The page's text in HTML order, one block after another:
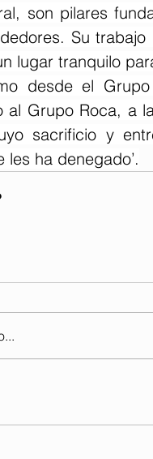
son pilares
Su
lugar tranquilo
desde el
al Grupo Roca, a
sacrificio y
les ha denegado’.